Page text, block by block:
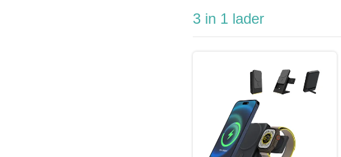
3 in 1 lader